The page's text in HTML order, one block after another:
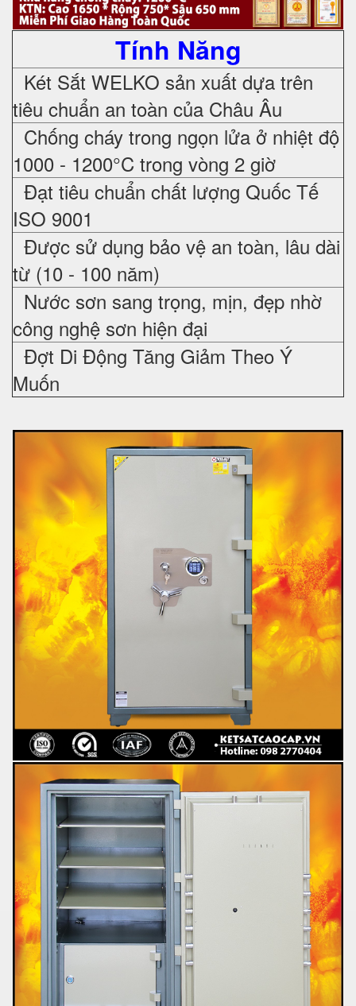
Tính Năng
Két Sắt WELKO sản xuất dựa trên
tiêu chuẩn an toàn của Châu Âu
Chống cháy trong ngọn lửa ở nhiệt độ
1000 - 1200°C trong vòng 2 giờ
Đạt tiêu chuẩn chất lượng Quốc Tế
ISO 9001
Được sử dụng bảo vệ an toàn, lâu dài
từ (10 - 100 năm)
Nước sơn sang trọng, mịn, đẹp nhờ
công nghệ sơn hiện đại
Đợt Di Động Tăng Giảm Theo Ý
Muốn